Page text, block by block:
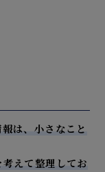
は、小さなこと
えて整理してお